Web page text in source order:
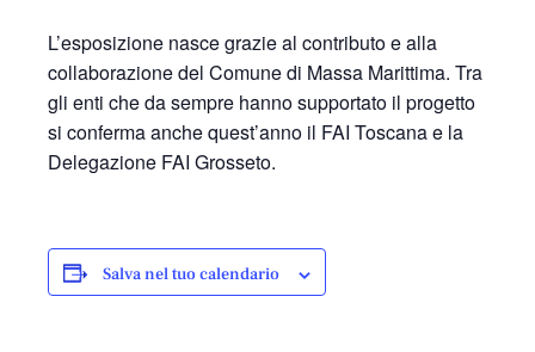
L’esposizione nasce grazie al contributo e alla
collaborazione del Comune di Massa Marittima. Tra
gli enti che da sempre hanno supportato il progetto
si conferma anche quest’anno il FAI Toscana e la
Delegazione FAI Grosseto.
Salva nel tuo calendario